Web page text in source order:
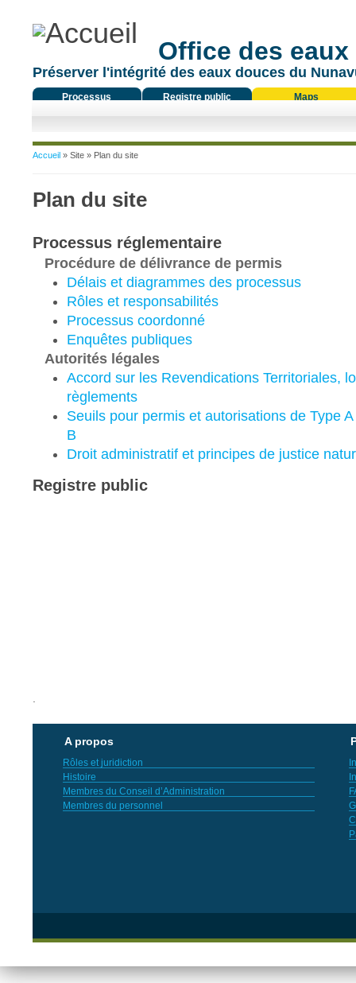
Office des
Préserver l'intégrité des eaux douces du
Processus
Registre public Maps
Vous êtes ici
Accueil» Site » Plan du site
Plan du site
Processus réglementaire
Procédure de délivrance de permis
Délais et diagrammes des processus
Rôles et responsabilités
Processus coordonné
Enquêtes publiques
Autorités légales
Accord sur les Revendications Territoriales,
règlements
Seuils pour permis et autorisations de Type
B
Droit administratif et principes de justice
Registre public
A propos
Rôles et juridiction
Histoire
Membres du Conseil d’Administration
Membres du personnel